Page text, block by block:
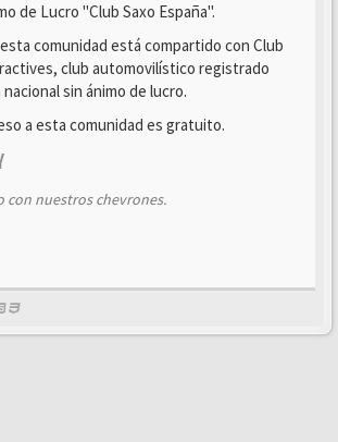
de Lucro "Club Saxo España".
comunidad está compartido con Club
club automovilístico registrado
sin ánimo de lucro.
a esta comunidad es gratuito.
con nuestros chevrones.